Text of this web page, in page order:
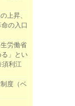
上昇、
の入口
労働省
」とい
須利江
度（ベ